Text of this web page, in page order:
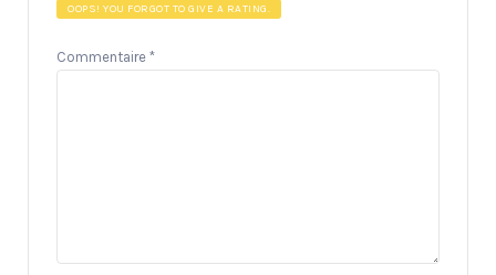
OOPS! YOU FORGOT TO GIVE A RATING.
Commentaire *